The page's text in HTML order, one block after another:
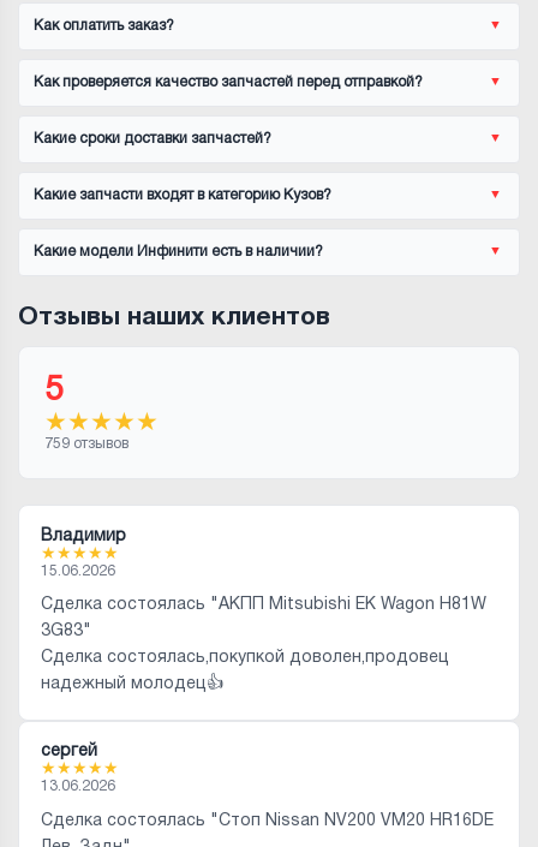
Как оплатить заказ?
Как проверяется качество запчастей перед отправкой?
Какие сроки доставки запчастей?
Какие запчасти входят в категорию Кузов?
Какие модели Инфинити есть в наличии?
Отзывы наших клиентов
5
★★★★★
759 отзывов
Владимир
★★★★★
15.06.2026
Сделка состоялась "АКПП Mitsubishi EK Wagon H81W
3G83"
Сделка состоялась,покупкой доволен,продовец
надежный молодец👍
сергей
★★★★★
13.06.2026
Сделка состоялась "Стоп Nissan NV200 VM20 HR16DE